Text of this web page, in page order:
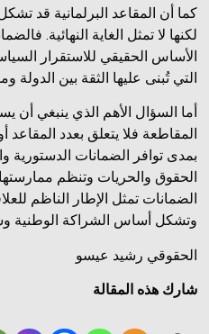
كما أن المقاعد البرلمانية قد
لكنها لا تمثل الغاية النهائية.
الأساس الحقيقي للاستقرار
التي تُبنى عليها الثقة بين الدولة
أما السؤال الأهم الذي ينبغي
المقاطعة فلا يتعلق بعدد
بمدى توافر الضمانات الدستورية
الحقوق والحريات وتنظم
الضمانات تمثل الإطار الناظم
وتشكل أساس الشراكة الوطنية
الحقوقي رشيد عيسو
شارك هذه المقالة